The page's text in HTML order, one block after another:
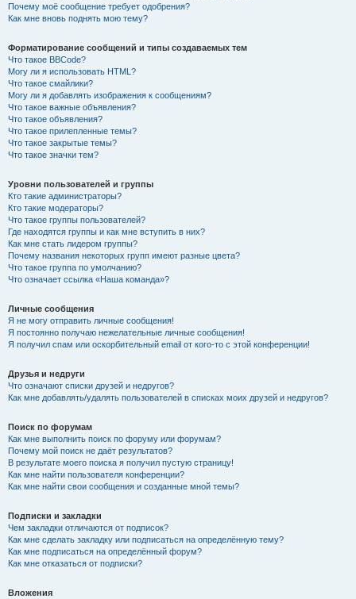
Почему моё сообщение требует одобрения?
Как мне вновь поднять мою тему?
Форматирование сообщений и типы создаваемых тем
Что такое BBCode?
Могу ли я использовать HTML?
Что такое смайлики?
Могу ли я добавлять изображения к сообщениям?
Что такое важные объявления?
Что такое объявления?
Что такое прилепленные темы?
Что такое закрытые темы?
Что такое значки тем?
Уровни пользователей и группы
Кто такие администраторы?
Кто такие модераторы?
Что такое группы пользователей?
Где находятся группы и как мне вступить в них?
Как мне стать лидером группы?
Почему названия некоторых групп имеют разные цвета?
Что такое группа по умолчанию?
Что означает ссылка «Наша команда»?
Личные сообщения
Я не могу отправить личные сообщения!
Я постоянно получаю нежелательные личные сообщения!
Я получил спам или оскорбительный email от кого-то с этой конференции!
Друзья и недруги
Что означают списки друзей и недругов?
Как мне добавлять/удалять пользователей в списках моих друзей и недругов?
Поиск по форумам
Как мне выполнить поиск по форуму или форумам?
Почему мой поиск не даёт результатов?
В результате моего поиска я получил пустую страницу!
Как мне найти пользователя конференции?
Как мне найти свои сообщения и созданные мной темы?
Подписки и закладки
Чем закладки отличаются от подписок?
Как мне сделать закладку или подписаться на определённую тему?
Как мне подписаться на определённый форум?
Как мне отказаться от подписки?
Вложения